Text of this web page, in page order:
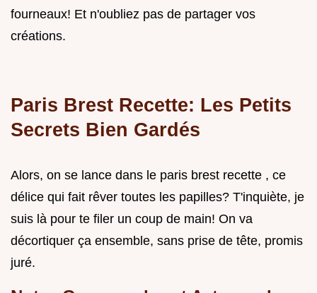
fourneaux! Et n'oubliez pas de partager vos
créations.
Paris Brest Recette: Les Petits
Secrets Bien Gardés
Alors, on se lance dans le paris brest recette , ce
délice qui fait rêver toutes les papilles? T'inquiète, je
suis là pour te filer un coup de main! On va
décortiquer ça ensemble, sans prise de tête, promis
juré.